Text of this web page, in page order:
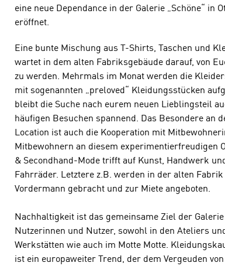
eine neue Dependance in der Galerie „Schöne“ in
eröffnet.
Eine bunte Mischung aus T-Shirts, Taschen und
wartet in dem alten Fabriksgebäude darauf, von
zu werden. Mehrmals im Monat werden die
mit sogenannten „preloved“ Kleidungsstücken
bleibt die Suche nach eurem neuen Lieblingsteil
häufigen Besuchen spannend. Das Besondere an
Location ist auch die Kooperation mit
Mitbewohnern an diesem experimentierfreudigen
& Secondhand-Mode trifft auf Kunst, Handwerk
Fahrräder. Letztere z.B. werden in der alten
Vordermann gebracht und zur Miete angeboten.
Nachhaltigkeit ist das gemeinsame Ziel der Galerie
Nutzerinnen und Nutzer, sowohl in den Ateliers
Werkstätten wie auch im Motte Motte.
ist ein europaweiter Trend, der dem Vergeuden von